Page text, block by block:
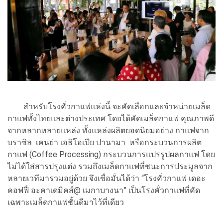
สำหรับโรงคั่วกาแฟแห่งนี้ จะคัดเลือกและจำหน่ายเมล็ด
กาแฟทั้งไทยและต่างประเทศ โดยได้คัดเมล็ดกาแฟ คุณภาพดี
จากหลากหลายแหล่ง ทั้งแหล่งผลิตยอดนิยมอย่าง กาแฟจาก
บราซิล เคนย่า เอธิโอเปีย ปานามา หรือกระบวนการผลิต
กาแฟ (Coffee Processing) กระบวนการแปรรูปผลกาแฟ โดย
ไม่ได้ใส่สารปรุงแต่ง รวมถึงเมล็ดกาแฟที่ชนะการประมูลจาก
หลายเวทีมารวมอยู่ด้วย จึงเชื่อมั่นได้ว่า “โรงคั่วกาแฟ เดอะ
คอฟฟี่ อะคาเดมิคส์@ เมกาบางนา” เป็นโรงคั่วกาแฟที่คัด
เฉพาะเมล็ดกาแฟชั้นดีมาไว้ที่เดียว